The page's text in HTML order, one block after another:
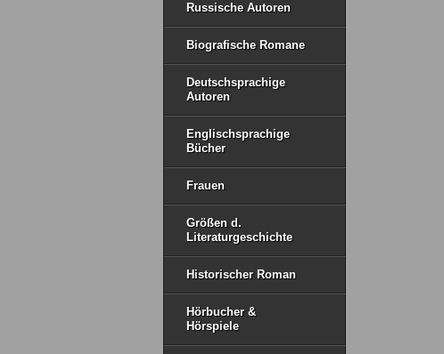
Russische Autoren
Biografische Romane
Deutschsprachige
Autoren
Englischsprachige
Bücher
Frauen
Größen d.
Literaturgeschichte
Historischer Roman
Hörbucher &
Hörspiele